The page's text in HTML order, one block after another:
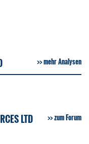
mehr Analysen
LTD zum Forum